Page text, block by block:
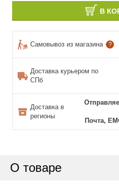
В
Самовывоз из магазина ?
Доставка курьером по
СПб
Доставка в
регионы
Почта,
О товаре